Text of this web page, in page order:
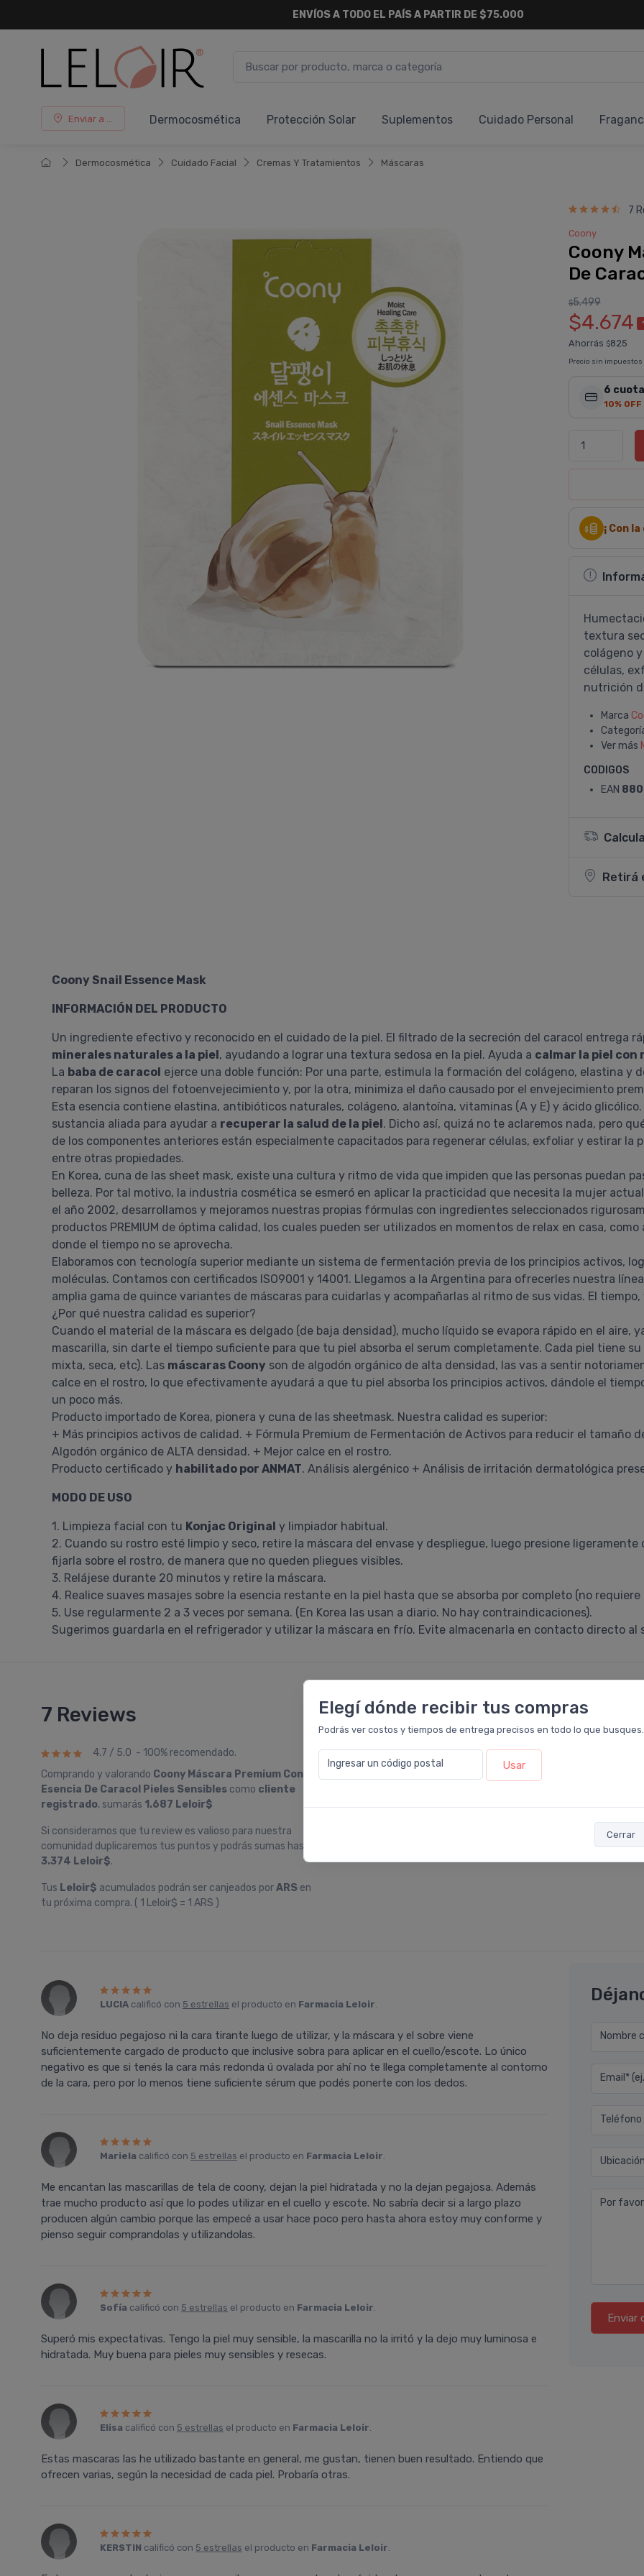
Elegí dónde recibir tus compras
Podrás ver costos y tiempos de entrega precisos en todo lo que busques.
Ingresar un código postal Usar
Cerrar
Enviar a ... Dermocosmética Protección Solar Suplementos Cuidado Personal
Dermocosmética Cuidado Facial Cremas Y Tratamientos Máscaras
7
Coony
Coony
De
$5.499
$4.674
Ahorrás $825
Precio sin
6
10% OFF
¡ Con
textura
colágeno
células,
nutrición
Marca
Ver más
CODIGOS
EAN
Retirá
Coony Snail Essence Mask
INFORMACIÓN DEL PRODUCTO
Un ingrediente efectivo y reconocido en el cuidado de la piel. El filtrado de la secreción del caracol entrega
minerales naturales a la piel, ayudando a lograr una textura sedosa en la piel. Ayuda a calmar la piel con
La baba de caracol ejerce una doble función: Por una parte, estimula la formación del colágeno, elastina y
reparan los signos del fotoenvejecimiento y, por la otra, minimiza el daño causado por el envejecimiento
Esta esencia contiene elastina, antibióticos naturales, colágeno, alantoína, vitaminas (A y E) y ácido
sustancia aliada para ayudar a recuperar la salud de la piel. Dicho así, quizá no te aclaremos nada, pero
de los componentes anteriores están especialmente capacitados para regenerar células, exfoliar y estirar la
entre otras propiedades.
En Korea, cuna de las sheet mask, existe una cultura y ritmo de vida que impiden que las personas puedan
belleza. Por tal motivo, la industria cosmética se esmeró en aplicar la practicidad que necesita la mujer
el año 2002, desarrollamos y mejoramos nuestras propias fórmulas con ingredientes seleccionados
productos PREMIUM de óptima calidad, los cuales pueden ser utilizados en momentos de relax en casa,
donde el tiempo no se aprovecha.
Elaboramos con tecnología superior mediante un sistema de fermentación previa de los principios activos,
moléculas. Contamos con certificados ISO9001 y 14001. Llegamos a la Argentina para ofrecerles nuestra línea
amplia gama de quince variantes de máscaras para cuidarlas y acompañarlas al ritmo de sus vidas. El tiempo,
¿Por qué nuestra calidad es superior?
Cuando el material de la máscara es delgado (de baja densidad), mucho líquido se evapora rápido en el aire,
mascarilla, sin darte el tiempo suficiente para que tu piel absorba el serum completamente. Cada piel tiene
mixta, seca, etc). Las máscaras Coony son de algodón orgánico de alta densidad, las vas a sentir
calce en el rostro, lo que efectivamente ayudará a que tu piel absorba los principios activos, dándole el
un poco más.
Producto importado de Korea, pionera y cuna de las sheetmask. Nuestra calidad es superior:
+ Más principios activos de calidad. + Fórmula Premium de Fermentación de Activos para reducir el tamaño
Algodón orgánico de ALTA densidad. + Mejor calce en el rostro.
Producto certificado y habilitado por ANMAT. Análisis alergénico + Análisis de irritación dermatológica
MODO DE USO
1. Limpieza facial con tu Konjac Original y limpiador habitual.
2. Cuando su rostro esté limpio y seco, retire la máscara del envase y despliegue, luego presione ligeramente
fijarla sobre el rostro, de manera que no queden pliegues visibles.
3. Relájese durante 20 minutos y retire la máscara.
4. Realice suaves masajes sobre la esencia restante en la piel hasta que se absorba por completo (no requiere
5. Use regularmente 2 a 3 veces por semana. (En Korea las usan a diario. No hay contraindicaciones).
Sugerimos guardarla en el refrigerador y utilizar la máscara en frío. Evite almacenarla en contacto directo al
7 Reviews
4.7 / 5.0 - 100% recomendado.
Comprando y valorando Coony Máscara Premium Con
Esencia De Caracol Pieles Sensibles como cliente
registrado, sumarás 1.687 Leloir$
Si consideramos que tu review es valioso para nuestra
comunidad duplicaremos tus puntos y podrás sumas hasta
3.374 Leloir$.
Tus Leloir$ acumulados podrán ser canjeados porARS en
tu próxima compra. ( 1 Leloir$ = 1 ARS )
5
4
3
2
1
LUCIA calificó con 5 estrellas el producto en Farmacia Leloir.
No deja residuo pegajoso ni la cara tirante luego de utilizar, y la máscara y el sobre viene
suficientemente cargado de producto que inclusive sobra para aplicar en el cuello/escote. Lo único
negativo es que si tenés la cara más redonda ú ovalada por ahí no te llega completamente al contorno
de la cara, pero por lo menos tiene suficiente sérum que podés ponerte con los dedos.
Mariela calificó con 5 estrellas el producto en Farmacia Leloir.
Me encantan las mascarillas de tela de coony, dejan la piel hidratada y no la dejan pegajosa. Además
trae mucho producto así que lo podes utilizar en el cuello y escote. No sabría decir si a largo plazo
producen algún cambio porque las empecé a usar hace poco pero hasta ahora estoy muy conforme y
pienso seguir comprandolas y utilizandolas.
Sofía calificó con 5 estrellas el producto en Farmacia Leloir.
Superó mis expectativas. Tengo la piel muy sensible, la mascarilla no la irritó y la dejo muy luminosa e
hidratada. Muy buena para pieles muy sensibles y resecas.
Elisa calificó con 5 estrellas el producto en Farmacia Leloir.
Estas mascaras las he utilizado bastante en general, me gustan, tienen buen resultado. Entiendo que
ofrecen varias, según la necesidad de cada piel. Probaría otras.
KERSTIN calificó con 5 estrellas el producto en Farmacia Leloir.
Nombre
Email*
Teléfono
Ubicación
Por
Enviar